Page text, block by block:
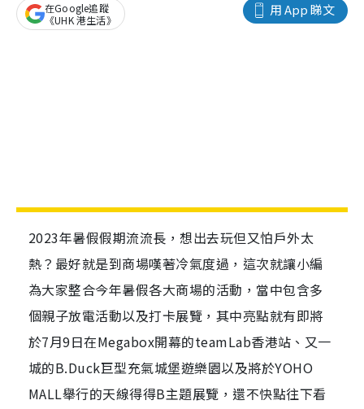
用 App 睇文
在Google追蹤
《UHK 港生活》
2023年暑假假期流流長，想出去玩但又怕戶外太
熱？最好就是到商場嘆著冷氣度過，這次就讓小編
為大家整合今年暑假各大商場的活動，當中包含多
個親子放電活動以及打卡展覽，其中亮點就有即將
於7月9日在Megabox開幕的teamLab香港站、又一
城的B.Duck巨型充氣城堡遊樂園以及將於YOHO
MALL舉行的天線得得B主題展覽，還不快點往下看